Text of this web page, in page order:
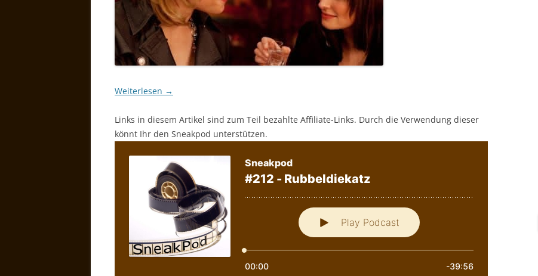
Weiterlesen →
Links in diesem Artikel sind zum Teil bezahlte Affiliate-Links. Durch die Verwendung dieser
könnt Ihr den Sneakpod unterstützen.